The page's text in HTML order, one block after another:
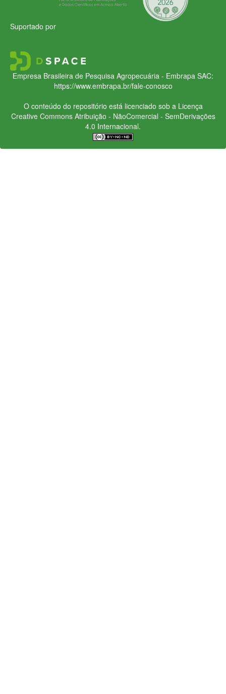
Suportado por
Empresa Brasileira de Pesquisa Agropecuária - Embrapa SAC:
https://www.embrapa.br/fale-conosco
O conteúdo do repositório está licenciado sob a Licença
Creative CommonsAtribuição - NãoComercial - SemDerivações
4.0 Internacional.